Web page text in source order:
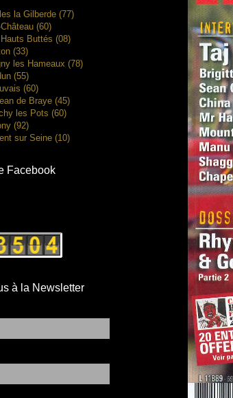
la Gilberde (77)
(60)
Buttés (08)
(33)
les Hameaux (78)
(55)
(60)
de Braye (45)
les Pots (60)
(92)
sur Seine (10)
Facebook
à la Newsletter